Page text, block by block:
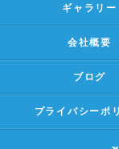
ギャラリー
会社概要
ブログ
プライバシーポ